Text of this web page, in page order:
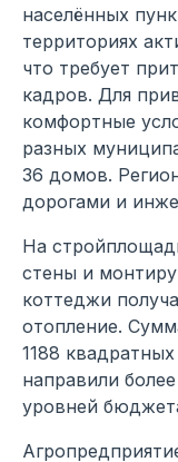
населённых
территориях
что требует
кадров. Для
комфортные
разных
36 домов.
дорогами и
На
стены и
коттеджи
отопление.
1188
направили
уровней